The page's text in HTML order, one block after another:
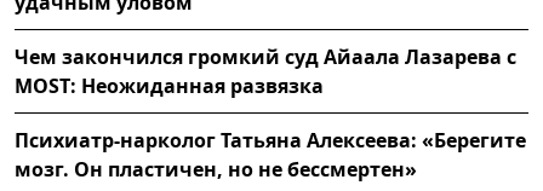
Чем закончился громкий суд Айаала Лазарева с
MOST: Неожиданная развязка
Психиатр-нарколог Татьяна Алексеева: «Берегите
мозг. Он пластичен, но не бессмертен»